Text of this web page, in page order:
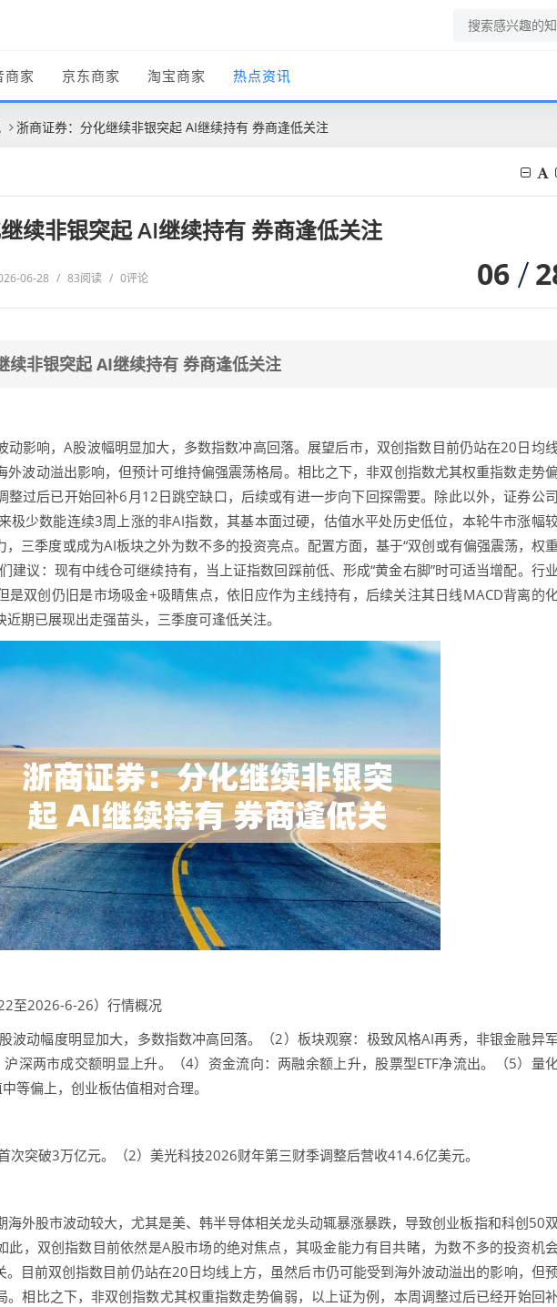
商家 京东商家 淘宝商家 热点资讯
浙商证券：分化继续非银突起 AI继续持有 券商逢低关注
续非银突起 AI继续持有 券商逢低关注
06-28 / 83阅读 / 0评论 06
续非银突起 AI继续持有 券商逢低关注
影响，A股波幅明显加大，多数指数冲高回落。展望后市，双创指数目前仍站在20日均
外波动溢出影响，但预计可维持偏强震荡格局。相比之下，非双创指数尤其权重指数走势偏
整过后已开始回补6月12日跳空缺口，后续或有进一步向下回探需要。除此以外，证券公司
极少数能连续3周上涨的非AI指数，其基本面过硬，估值水平处历史低位，本轮牛市涨幅
，三季度或成为AI板块之外为数不多的投资亮点。配置方面，基于“双创或有偏强震荡，权
建议：现有中线仓可继续持有，当上证指数回踩前低、形成“黄金右脚”时可适当增配。行业
是双创仍旧是市场吸金+吸睛焦点，依旧应作为主线持有，后续关注其日线MACD背离的
期已展现出走强苗头，三季度可逢低关注。
2026-6-26）行情概况
动幅度明显加大，多数指数冲高回落。（2）板块观察：极致风格AI再秀，非银金融异军
深两市成交额明显上升。（4）资金流向：两融余额上升，股票型ETF净流出。（5）量
等偏上，创业板估值相对合理。
突破3万亿元。（2）美光科技2026财年第三财季调整后营收414.6亿美元。
外股市波动较大，尤其是美、韩半导体相关龙头动辄暴涨暴跌，导致创业板指和科创50双
此，双创指数目前依然是A股市场的绝对焦点，其吸金能力有目共睹，为数不多的投资机
。目前双创指数目前仍站在20日均线上方，虽然后市仍可能受到海外波动溢出的影响，但
。相比之下，非双创指数尤其权重指数走势偏弱，以上证为例，本周调整过后已经开始回